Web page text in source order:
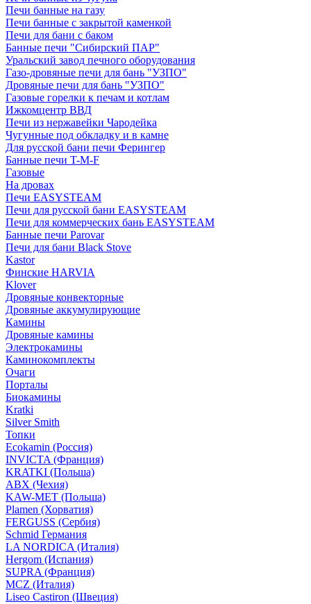
Печи банные на газу
Печи банные с закрытой каменкой
Печи для бани с баком
Банные печи "Сибирский ПАР"
Уральский завод печного оборудования
Газо-дровяные печи для бань "УЗПО"
Дровяные печи для бань "УЗПО"
Газовые горелки к печам и котлам
Ижкомцентр ВВД
Печи из нержавейки Чародейка
Чугунные под обкладку и в камне
Для русской бани печи Ферингер
Банные печи T-M-F
Газовые
На дровах
Печи EASYSTEAM
Печи для русской бани EASYSTEAM
Печи для коммерческих бань EASYSTEAM
Банные печи Parovar
Печи для бани Black Stove
Kastor
Финские HARVIA
Klover
Дровяные конвекторные
Дровяные аккумулирующие
Камины
Дровяные камины
Электрокамины
Каминокомплекты
Очаги
Порталы
Биокамины
Kratki
Silver Smith
Топки
Ecokamin (Россия)
INVICTA (Франция)
KRATKI (Польша)
ABX (Чехия)
KAW-MET (Польша)
Plamen (Хорватия)
FERGUSS (Сербия)
Schmid Германия
LA NORDICA (Италия)
Hergom (Испания)
SUPRA (Франция)
MCZ (Италия)
Liseo Castiron (Швеция)